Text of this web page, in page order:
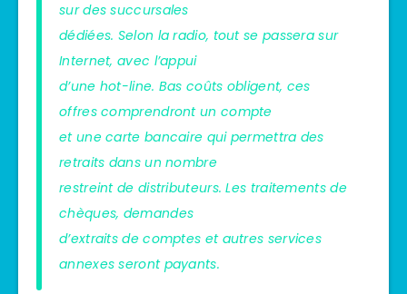
sur des succursales
dédiées. Selon la radio, tout se passera sur
Internet, avec l’appui
d’une hot-line. Bas coûts obligent, ces
offres comprendront un compte
et une carte bancaire qui permettra des
retraits dans un nombre
restreint de distributeurs. Les traitements de
chèques, demandes
d’extraits de comptes et autres services
annexes seront payants.